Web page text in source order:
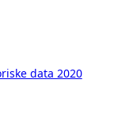
data 2020